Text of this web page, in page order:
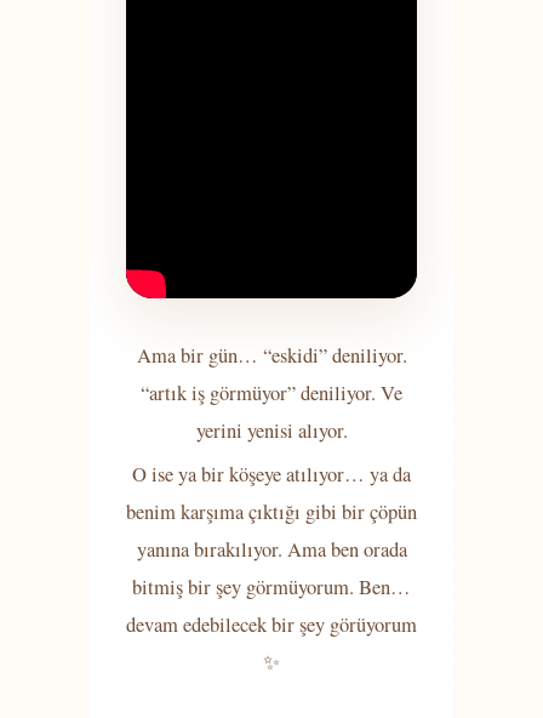
Ama bir gün… “eskidi” deniliyor.
“artık iş görmüyor” deniliyor. Ve
yerini yenisi alıyor.
O ise ya bir köşeye atılıyor… ya da
benim karşıma çıktığı gibi bir çöpün
yanına bırakılıyor. Ama ben orada
bitmiş bir şey görmüyorum. Ben…
devam edebilecek bir şey görüyorum
✨